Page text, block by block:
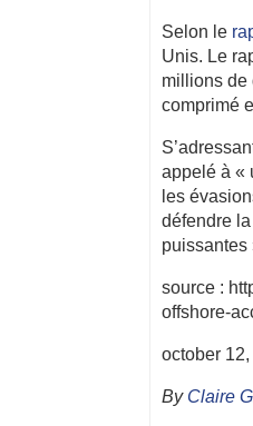
Selon le
Unis. Le
millions de
comprimé
appelé à «
les
défendre
puissantes
source :
offshore-
october
By Claire